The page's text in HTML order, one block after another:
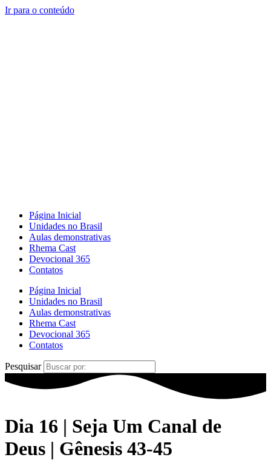
Ir para o conteúdo
Página Inicial
Unidades no Brasil
Aulas demonstrativas
Rhema Cast
Devocional 365
Contatos
Página Inicial
Unidades no Brasil
Aulas demonstrativas
Rhema Cast
Devocional 365
Contatos
Pesquisar
Dia 16 | Seja Um Canal de
Deus | Gênesis 43-45